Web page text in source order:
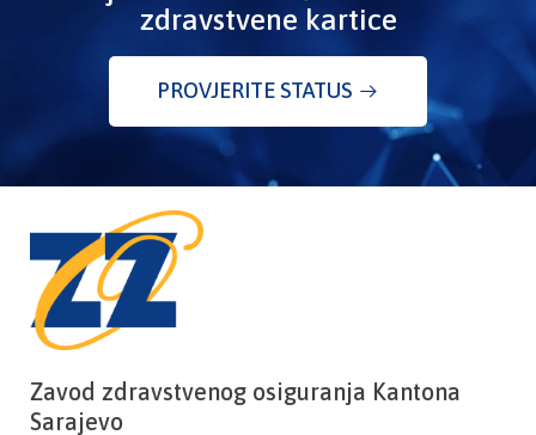
zdravstvene kartice
PROVJERITE STATUS
Zavod zdravstvenog osiguranja Kantona
Sarajevo